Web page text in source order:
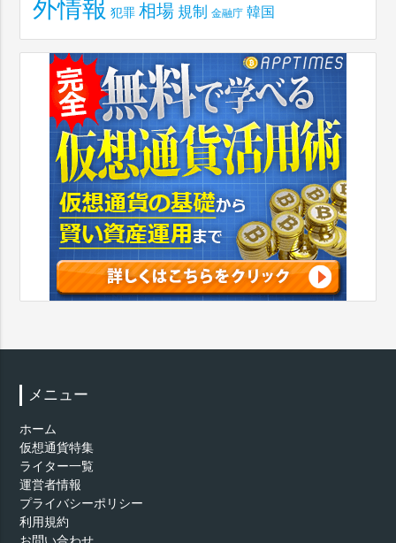
外情報 犯罪 相場 規制 金融庁 韓国
メニュー
ホーム
仮想通貨特集
ライター一覧
運営者情報
プライバシーポリシー
利用規約